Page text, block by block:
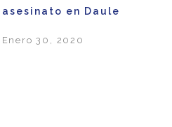
asesinato en Daule
Enero 30, 2020